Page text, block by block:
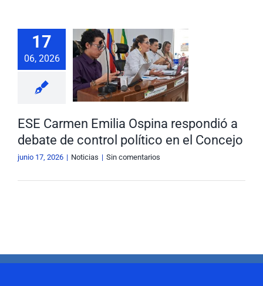
Rendición de Cuentas
Buscar:
Ayudas para Navegar
17
06, 2026
Carmen
Ospina
a
de control
en el
NoticiasESE Carmen Emilia Ospina respondió a
debate de control político en el Concejo
junio 17, 2026 | Noticias | Sin comentarios